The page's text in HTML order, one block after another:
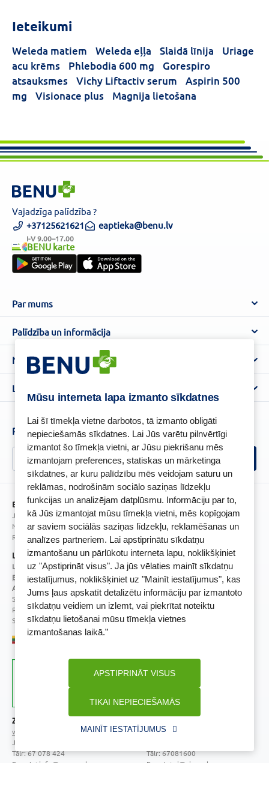
Mūsu interneta lapa izmanto sīkdatnes
Lai šī tīmekļa vietne darbotos, tā izmanto obligāti
nepieciešamās sīkdatnes. Lai Jūs varētu pilnvērtīgi
izmantot šo tīmekļa vietni, ar Jūsu piekrišanu mēs
izmantojam preferences, statiskas un mārketinga
sīkdatnes, ar kuru palīdzību mēs veidojam saturu un
reklāmas, nodrošinām sociālo saziņas līdzekļu
funkcijas un analizējam datplūsmu. Informāciju par to,
kā Jūs izmantojat mūsu tīmekļa vietni, mēs kopīgojam
ar saviem sociālās saziņas līdzekļu, reklamēšanas un
analīzes partneriem. Lai apstiprinātu sīkdatņu
izmantošanu un pārlūkotu interneta lapu, noklikšķiniet
uz "Apstiprināt visus". Ja jūs vēlaties mainīt sīkdatņu
iestatījumus, noklikšķiniet uz "Mainīt iestatījumus", kas
Jums ļaus apskatīt detalizētu informāciju par izmantoto
sīkdatņu veidiem un izlemt, vai piekrītat noteiktu
sīkdatņu lietošanai mūsu tīmekļa vietnes
izmantošanas laikā.”
TIKAI NEPIECIEŠAMĀS
APSTIPRINĀT VISUS
MAINĪT IESTATĪJUMUS
Ieteikumi
Weleda matiem Weleda eļļa Slaidā līnija
Uriage
acu krēms
Phlebodia 600 mg
Gorespiro
atsauksmes
Vichy Liftactiv serum
Aspirin 500
mg
Visionace plus Magnija lietošana
Vajadzīga palīdzība ?
+37125621621
I-V 9.00–17.00
eaptieka@benu.lv
BENU karte
Par mums
Par BENU
Benu Blogs
Aptiekas
Palīdzība un informācija
BENU Aptieka kontakti
Piegāde
Biežāk uzdotie jautājumi
Noteikumi
Lietošanas noteikumi
Atteikuma tiesību veidlapa
Privātuma politika
Sīkfailu politika
Videonovērošanas politika
Lojalitātes programma
Senioru priekšrocības
Īpašās priekšrocības
BENU lietotne
BENU lojalitātes programmas noteikumi
Piesakies un esi pirmais, kas uzzina BENU jaunumus!
BENU Aptieka Latvija, SIA
Juridiskā adrese / Faktiskā adrese:
Noliktavu iela 5, Dreiliņi, Stopiņu novads, LV-2130
Reģistrācijas Nr.: 40003252167
Licence
Licences numurs:A00010
E-aptiekas kontakti
Aptiekas vadītāja:
Sertificēta farmaceite: Jeļena Gončarova
Reģistrācijas Nr.: F-0834
Sertifikāta Nr.: 092.2020
Zāļu valsts aģentūra
www.zva.gov.lv
Jersikas iela 15, Rīga
Tālr: 67 078 424
E-pasts: info@zva.gov.lv
www.vi.gov.lv
Tālr: 67081600
E-pasts: vi@vi.gov.lv